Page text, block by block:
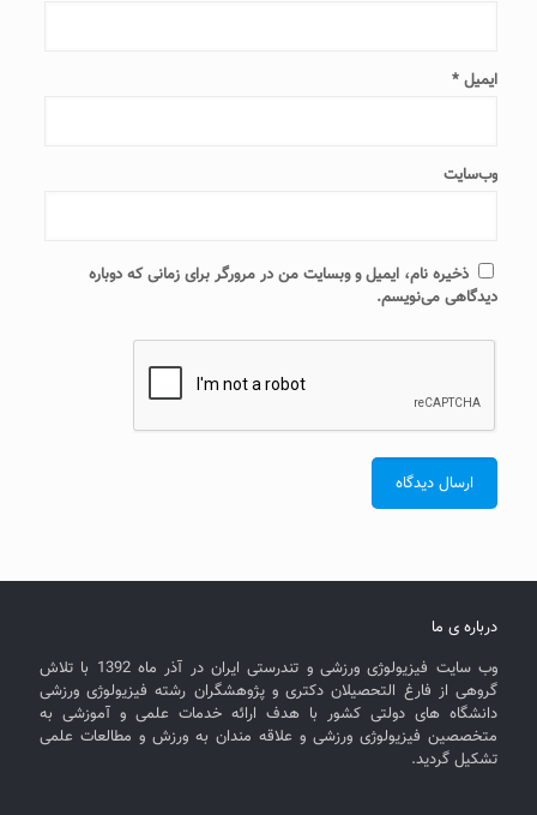
ایمیل *
وب‌سایت
ذخیره نام، ایمیل و وبسایت من در مرورگر برای زمانی که دوباره
دیدگاهی می‌نویسم.
درباره ی ما
وب سایت فیزیولوژی ورزشی و تندرستی ایران در آذر ماه 1392 با تلاش
گروهی از فارغ التحصیلان دکتری و پژوهشگران رشته فیزیولوژی ورزشی
دانشگاه های دولتی کشور با هدف ارائه خدمات علمی و آموزشی به
متخصصین فیزیولوژی ورزشی و علاقه مندان به ورزش و مطالعات علمی
تشکیل گردید.